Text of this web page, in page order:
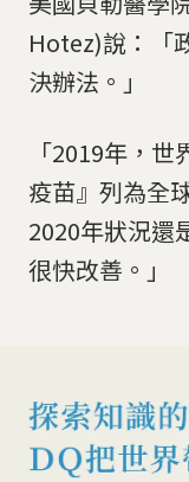
Hotez)說：「
決辦法。」
「2019年，
疫苗』列為全
2020年狀況還
很快改善。」